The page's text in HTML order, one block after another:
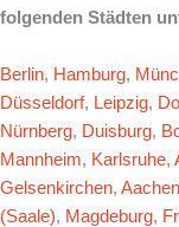
folgenden Städten
Berlin, Hamburg,
Düsseldorf, Leipzig,
Nürnberg, Duisburg,
Mannheim, Karlsruhe,
Gelsenkirchen, Aachen
(Saale), Magdeburg,